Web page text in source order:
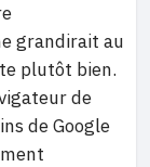
grandirait au
plutôt bien.
de
de Google